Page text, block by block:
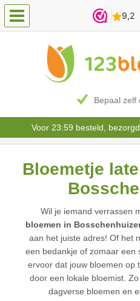
Bepaal zelf
Voor 23:59 besteld,
Bloemetje
Wil je iemand verrassen
bloemen in
aan het juiste adres! Of het
een bedankje of zomaar een
ervoor dat jouw bloemen op
door een lokale bloemist.
dagverse bloemen en